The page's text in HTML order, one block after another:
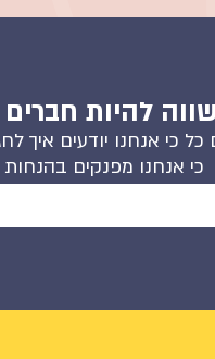
שווה להיות חברים
כל כי אנחנו יודעים איך
כי אנחנו מפנקים בהנחות